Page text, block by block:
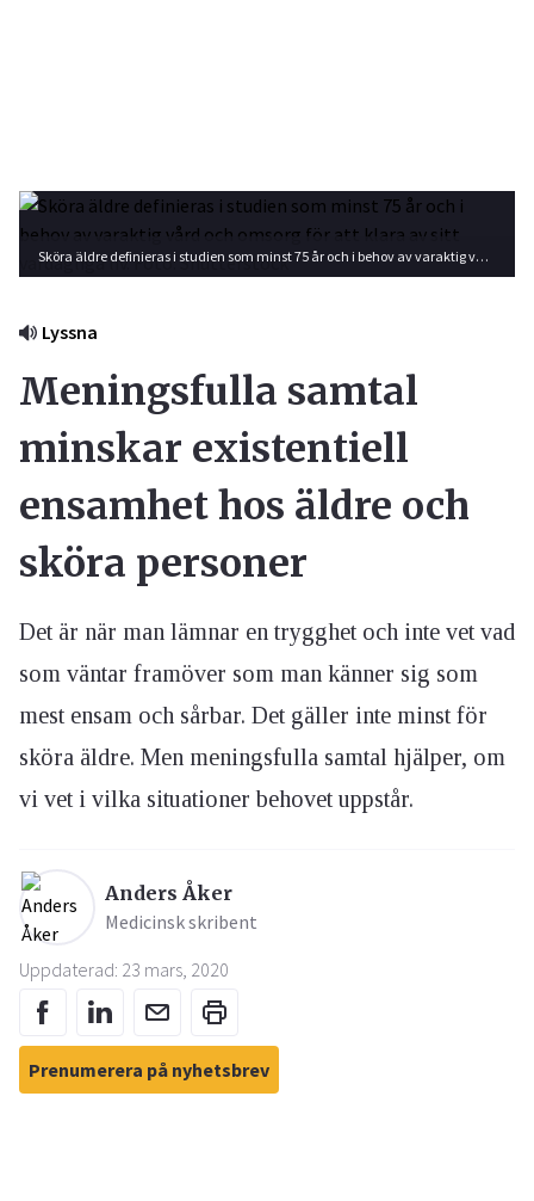
Sköra äldre definieras i studien som minst 75 år och i behov av varaktig vård och omsorg för att klara av sitt vardagliga liv. Foto: Shutterstock
Lyssna
Meningsfulla samtal
minskar existentiell
ensamhet hos äldre och
sköra personer
Det är när man lämnar en trygghet och inte vet vad
som väntar framöver som man känner sig som
mest ensam och sårbar. Det gäller inte minst för
sköra äldre. Men meningsfulla samtal hjälper, om
vi vet i vilka situationer behovet uppstår.
Anders Åker
Medicinsk skribent
Uppdaterad: 23 mars, 2020
Prenumerera på nyhetsbrev